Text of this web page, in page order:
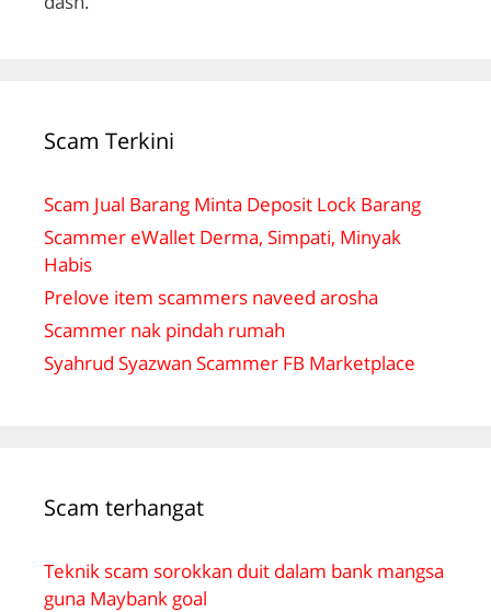
Scam Terkini
Scam Jual Barang Minta Deposit Lock Barang
Scammer eWallet Derma, Simpati, Minyak
Habis
Prelove item scammers naveed arosha
Scammer nak pindah rumah
Syahrud Syazwan Scammer FB Marketplace
Scam terhangat
Teknik scam sorokkan duit dalam bank mangsa
guna Maybank goal